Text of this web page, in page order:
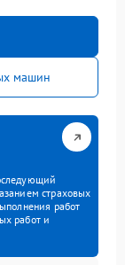
машин
страховых
работ
работ и